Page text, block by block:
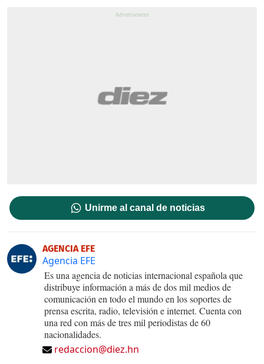
Unirme al canal de noticias
AGENCIA EFE
Agencia EFE
Es una agencia de noticias internacional española que
distribuye información a más de dos mil medios de
comunicación en todo el mundo en los soportes de
prensa escrita, radio, televisión e internet. Cuenta con
una red con más de tres mil periodistas de 60
nacionalidades.
redaccion@diez.hn